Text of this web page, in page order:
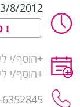
8/2012
+הוסף/י
+הוסף/י
6352845